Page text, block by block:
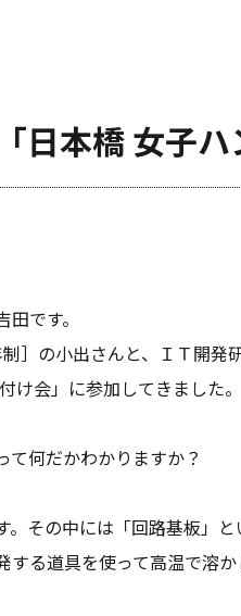
日本橋 女子
です。
］の小出さんと、ＩＴ開
け会」 に参加してきました。
て何だかわかりますか？
。その中には「回路基板」
する道具を使って高温で溶